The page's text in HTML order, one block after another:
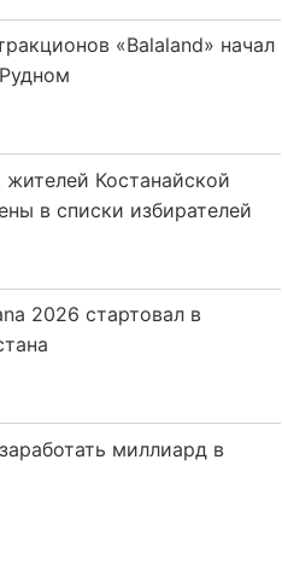
«Balaland» начал
Костанайской
в списки избирателей
2026 стартовал в
миллиард в